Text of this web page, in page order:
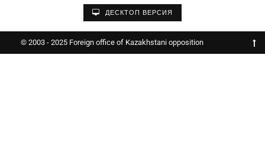
ДЕСКТОП ВЕРСИЯ
© 2003 - 2025 Foreign office of Kazakhstani opposition